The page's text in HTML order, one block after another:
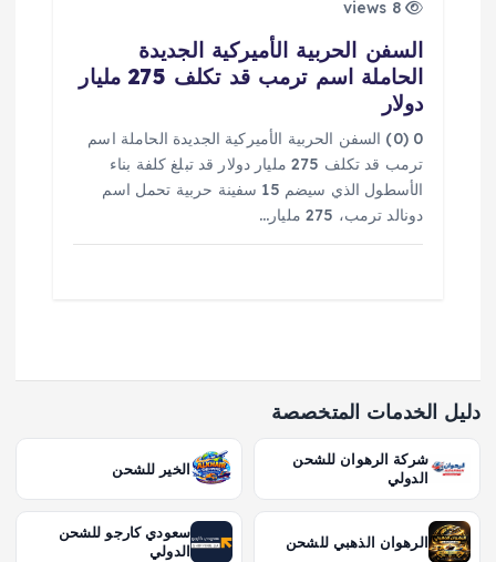
8 views
السفن الحربية الأميركية الجديدة
الحاملة اسم ترمب قد تكلف 275 مليار
دولار
0 (0) السفن الحربية الأميركية الجديدة الحاملة اسم
ترمب قد تكلف 275 مليار دولار قد تبلغ كلفة بناء
الأسطول الذي سيضم 15 سفينة حربية تحمل اسم
دونالد ترمب، 275 مليار…
دليل الخدمات المتخصصة
شركة الرهوان للشحن
الدولي
الخير للشحن
الرهوان الذهبي للشحن
سعودي كارجو للشحن
الدولي